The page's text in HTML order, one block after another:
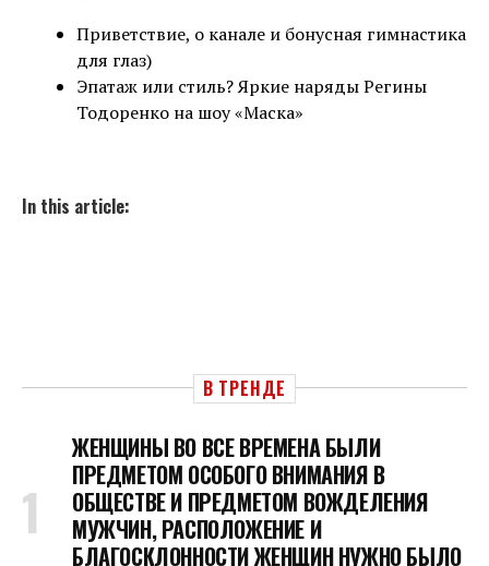
Приветствие, о канале и бонусная гимнастика
для глаз)
Эпатаж или стиль? Яркие наряды Регины
Тодоренко на шоу «Маска»
In this article:
В ТРЕНДЕ
ЖЕНЩИНЫ ВО ВСЕ ВРЕМЕНА БЫЛИ
ПРЕДМЕТОМ ОСОБОГО ВНИМАНИЯ В
ОБЩЕСТВЕ И ПРЕДМЕТОМ ВОЖДЕЛЕНИЯ
МУЖЧИН, РАСПОЛОЖЕНИЕ И
БЛАГОСКЛОННОСТИ ЖЕНЩИН НУЖНО БЫЛО